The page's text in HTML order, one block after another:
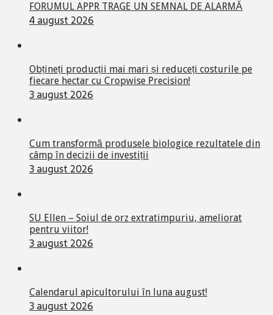
FORUMUL APPR TRAGE UN SEMNAL DE ALARMĂ
4 august 2026
Obțineți producții mai mari și reduceți costurile pe
fiecare hectar cu Cropwise Precision!
3 august 2026
Cum transformă produsele biologice rezultatele din
câmp în decizii de investiții
3 august 2026
SU Ellen – Soiul de orz extratimpuriu, ameliorat
pentru viitor!
3 august 2026
Calendarul apicultorului în luna august!
3 august 2026